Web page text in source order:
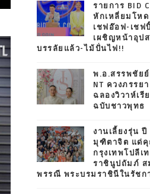
รายการ BID
หักเหลี่ยมโหด
เชฟอ๊อฟ-เชฟ
เผชิญหน้าอุป
บรรลัยแล้ว-ไม้ปั่นไฟ!!
พ.อ.สรรพชัย
NT ควงภรรย
ฉลองวิวาห์เรี
ฉบับชาวพุทธ
งานเลี้ยงรุ่น
มุฑิตาจิต แด่
กรุงเทพโปลีเ
ราชินูปถัมภ์ ส
พรรณี พระบรมราชินีในรัชก